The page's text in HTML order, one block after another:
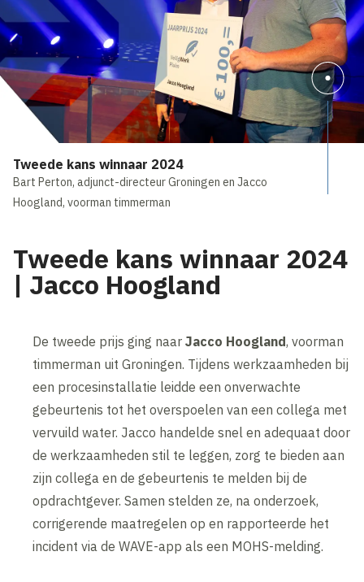
Tweede kans winnaar 2024
Bart Perton, adjunct-directeur Groningen en Jacco
Hoogland, voorman timmerman
Tweede kans winnaar 2024
| Jacco Hoogland
De tweede prijs ging naarJacco Hoogland, voorman
timmerman uit Groningen. Tijdens werkzaamheden bij
een procesinstallatie leidde een onverwachte
gebeurtenis tot het overspoelen van een collega met
vervuild water. Jacco handelde snel en adequaat door
de werkzaamheden stil te leggen, zorg te bieden aan
zijn collega en de gebeurtenis te melden bij de
opdrachtgever. Samen stelden ze, na onderzoek,
corrigerende maatregelen op en rapporteerde het
incident via de WAVE-app als een MOHS-melding.